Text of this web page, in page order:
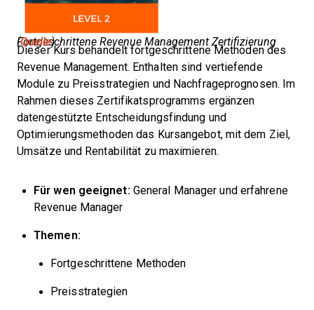
Fortgeschrittene Revenue Management Zertifizierung (Quelle)
Dieser Kurs behandelt fortgeschrittene Methoden des
Revenue Management. Enthalten sind vertiefende
Module zu Preisstrategien und Nachfrageprognosen. Im
Rahmen dieses Zertifikatsprogramms ergänzen
datengestützte Entscheidungsfindung und
Optimierungsmethoden das Kursangebot, mit dem Ziel,
Umsätze und Rentabilität zu maximieren.
Für wen geeignet: General Manager und erfahrene
Revenue Manager
Themen:
Fortgeschrittene Methoden
Preisstrategien